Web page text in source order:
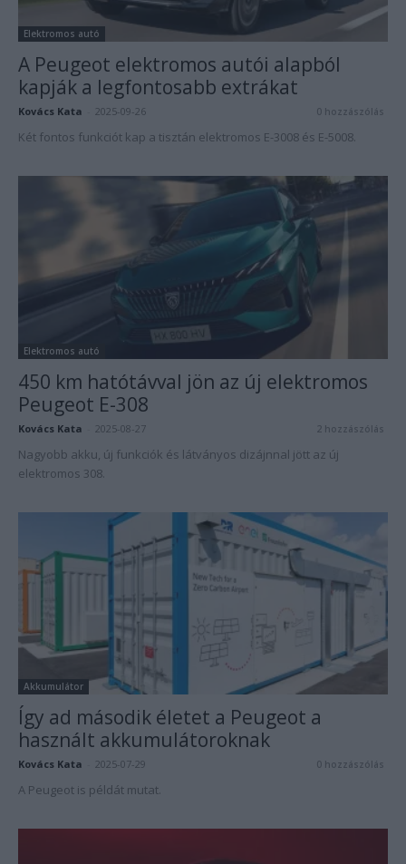
Elektromos autó
A Peugeot elektromos autói alapból
kapják a legfontosabb extrákat
Kovács Kata 2025-09-26 0 hozzászólás
Két fontos funkciót kap a tisztán elektromos E-3008 és E-5008.
Elektromos autó
450 km hatótávval jön az új elektromos
Peugeot E-308
Kovács Kata 2025-08-27 2 hozzászólás
Nagyobb akku, új funkciók és látványos dizájnnal jött az új
elektromos 308.
Akkumulátor
Így ad második életet a Peugeot a
használt akkumulátoroknak
Kovács Kata 2025-07-29 0 hozzászólás
A Peugeot is példát mutat.